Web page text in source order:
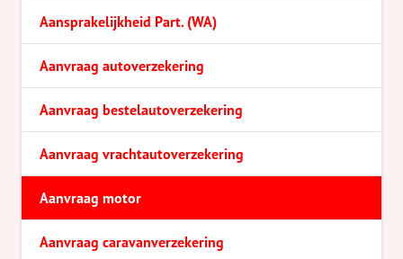
Aansprakelijkheid Part. (WA)
Aanvraag autoverzekering
Aanvraag bestelautoverzekering
Aanvraag vrachtautoverzekering
Aanvraag motor
Aanvraag caravanverzekering